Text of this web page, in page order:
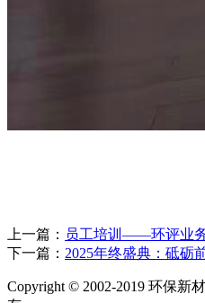
上一篇： 员工培训——环评业
下一篇： 2025年终盛典：砥砺
Copyright © 2002-2019 环保新